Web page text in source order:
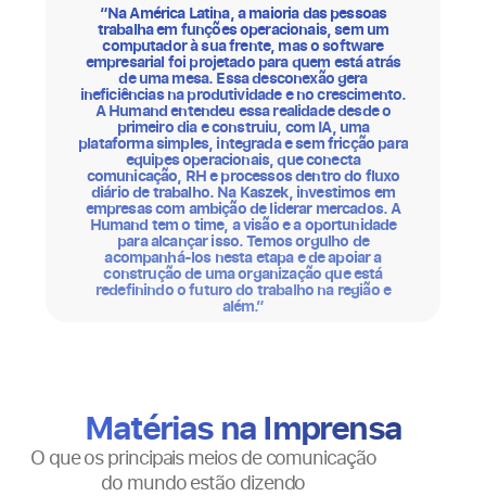
“Na América Latina, a maioria das pessoas
trabalha em funções operacionais, sem um
computador à sua frente, mas o software
empresarial foi projetado para quem está atrás
de uma mesa. Essa desconexão gera
ineficiências na produtividade e no crescimento.
A Humand entendeu essa realidade desde o
primeiro dia e construiu, com IA, uma
plataforma simples, integrada e sem fricção para
equipes operacionais, que conecta
comunicação, RH e processos dentro do fluxo
diário de trabalho. Na Kaszek, investimos em
empresas com ambição de liderar mercados. A
Humand tem o time, a visão e a oportunidade
para alcançar isso. Temos orgulho de
acompanhá-los nesta etapa e de apoiar a
construção de uma organização que está
redefinindo o futuro do trabalho na região e
além.”
Matérias na Imprensa​
O que os principais meios de comunicação
do mundo estão dizendo​